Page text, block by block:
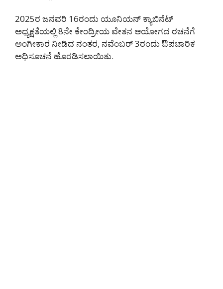
2025ರ ಜನವರಿ 16ರಂದು ಯೂನಿಯನ್ ಕ್ಯಾಬಿನೆಟ್
ಅಧ್ಯಕ್ಷತೆಯಲ್ಲಿ 8ನೇ ಕೇಂದ್ರೀಯ ವೇತನ ಆಯೋಗದ ರಚನೆಗೆ
ಅಂಗೀಕಾರ ನೀಡಿದ ನಂತರ, ನವೆಂಬರ್ 3ರಂದು ಔಪಚಾರಿಕ
ಅಧಿಸೂಚನೆ ಹೊರಡಿಸಲಾಯಿತು.